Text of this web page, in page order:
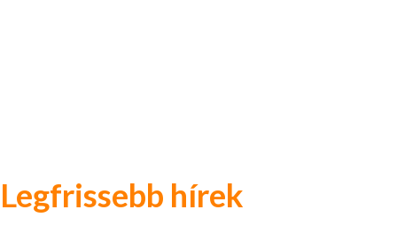
Legfrissebb hírek